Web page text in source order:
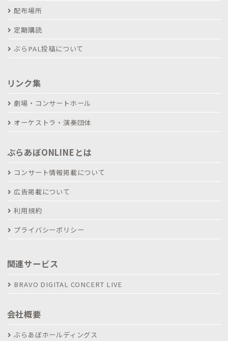
配布場所
定期購読
ぶらPAL投稿について
リンク集
劇場・コンサートホール
オーケストラ・演奏団体
ぶらあぼONLINEとは
コンサート情報掲載について
広告掲載について
利用規約
プライバシーポリシー
関連サービス
BRAVO DIGITAL CONCERT LIVE
会社概要
ぶらあぼホールディングス